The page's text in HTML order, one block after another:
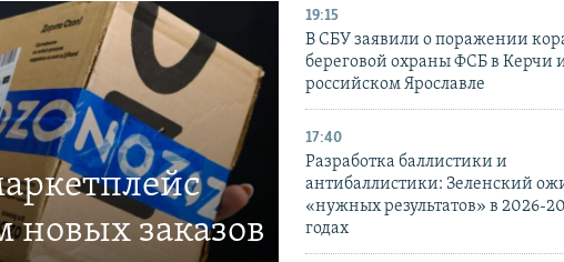
новых заказов
19:15
В СБУ заявили о поражении
береговой охраны ФСБ в Керчи
российском Ярославле
17:40
Разработка баллистики и
антибаллистики: Зеленский
«нужных результатов» в 2026-
годах